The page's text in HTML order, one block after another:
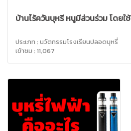
บ้านไร้ควันบุหรี่ หนูมีส่วนร่วม โดย
ประเภท : นวัตกรรมโรงเรียนปลอดบุหรี่
เข้าชม : 11,067